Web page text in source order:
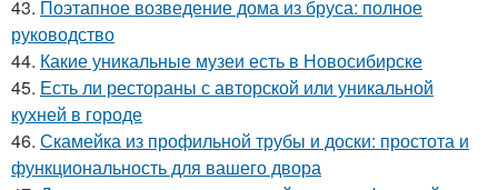
43. Поэтапное возведение дома из бруса: полное
руководство
44. Какие уникальные музеи есть в Новосибирске
45. Есть ли рестораны с авторской или уникальной
кухней в городе
46. Скамейка из профильной трубы и доски: простота и
функциональность для вашего двора